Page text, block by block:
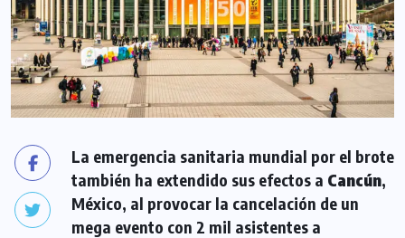
La emergencia sanitaria mundial por el brote
también ha extendido sus efectos a Cancún,
México, al provocar la cancelación de un
mega evento con 2 mil asistentes a